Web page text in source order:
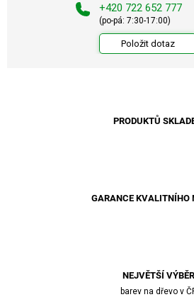
+420 722 652 777
(po-pá: 7:30-17:00)
Položit dotaz
PRODUKTŮ
GARANCE KVALITNÍHO
NEJVĚTŠÍ VÝBĚR
barev na dřevo v